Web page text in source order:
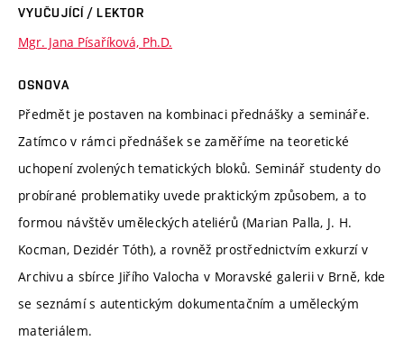
VYUČUJÍCÍ / LEKTOR
Mgr. Jana Písaříková, Ph.D.
OSNOVA
Předmět je postaven na kombinaci přednášky a semináře.
Zatímco v rámci přednášek se zaměříme na teoretické
uchopení zvolených tematických bloků. Seminář studenty do
probírané problematiky uvede praktickým způsobem, a to
formou návštěv uměleckých ateliérů (Marian Palla, J. H.
Kocman, Dezidér Tóth), a rovněž prostřednictvím exkurzí v
Archivu a sbírce Jiřího Valocha v Moravské galerii v Brně, kde
se seznámí s autentickým dokumentačním a uměleckým
materiálem.